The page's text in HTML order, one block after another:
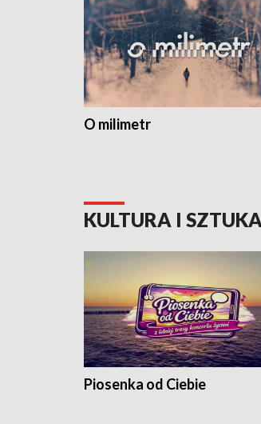
O milimetr
KULTURA I
Piosenka od Ciebie